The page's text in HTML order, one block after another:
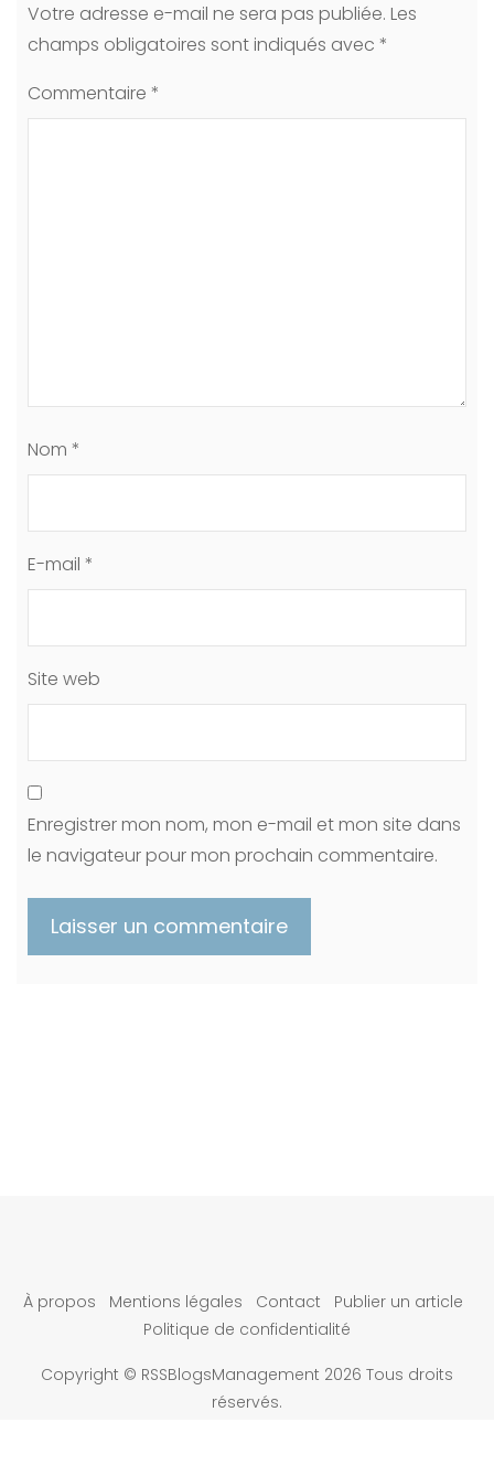
Votre adresse e-mail ne sera pas publiée. Les
champs obligatoires sont indiqués avec *
Commentaire *
Nom *
E-mail *
Site web
Enregistrer mon nom, mon e-mail et mon site dans
le navigateur pour mon prochain commentaire.
À propos Mentions légales Contact
Publier un article
Politique de confidentialité
Copyright © RSSBlogsManagement 2026 Tous droits
réservés.